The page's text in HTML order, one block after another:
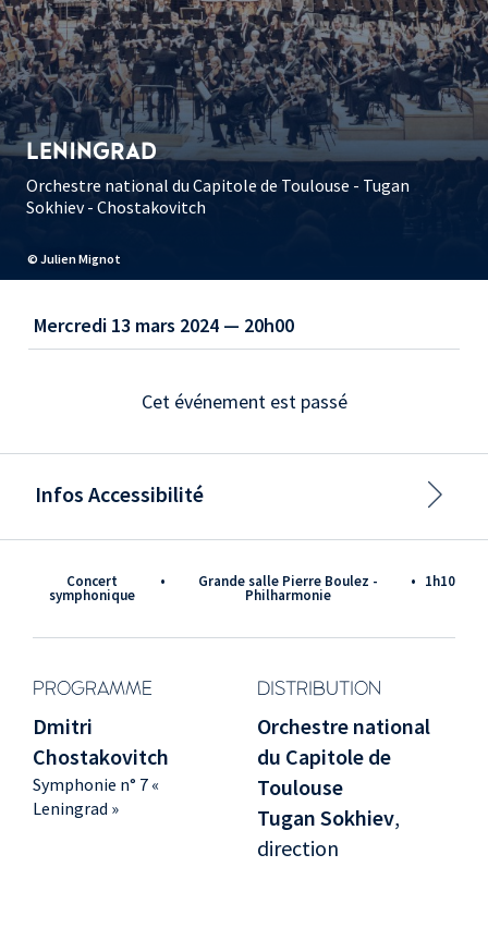
© Julien Mignot
LENINGRAD
Orchestre national du Capitole de Toulouse - Tugan
Sokhiev - Chostakovitch
Concert
symphonique
• Grande salle Pierre Boulez -
Philharmonie
• 1h10
PROGRAMME DISTRIBUTION
Dmitri
Chostakovitch
Symphonie n° 7 «
Leningrad »
Orchestre national
du Capitole de
Toulouse
Tugan Sokhiev,
direction
Mercredi 13 mars 2024 — 20h00
Cet événement est passé
Infos Accessibilité